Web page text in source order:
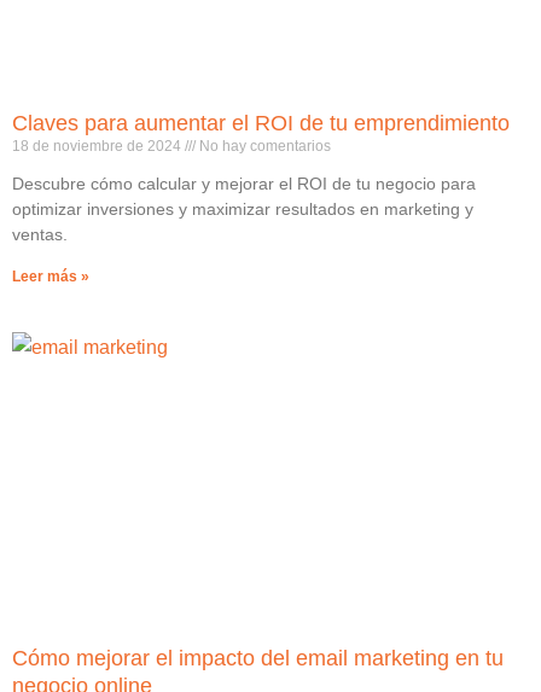
Claves para aumentar el ROI de tu emprendimiento
18 de noviembre de 2024 No hay comentarios
Descubre cómo calcular y mejorar el ROI de tu negocio para
optimizar inversiones y maximizar resultados en marketing y
ventas.
Leer más »
Cómo mejorar el impacto del email marketing en tu
negocio online